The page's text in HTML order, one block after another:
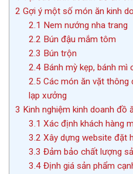
2 Gợi ý một số món ăn kinh
2.1 Nem nướng nha trang
2.2 Bún đậu mắm tôm
2.3 Bún trộn
2.4Bánh mỳ kẹp, bánh mì
2.5 Các món ăn vặt thông
lạp xưởng
3 Kinh nghiệm kinh doanh đồ
3.1 Xác định khách hàng
3.2 Xây dựng website đặt
3.3 Đảm bảo chất lượng
3.4Định giá sản phẩm